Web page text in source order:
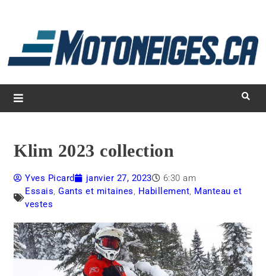
Magazine Motoneiges.ca
Klim 2023 collection
Yves Picard janvier 27, 2023
6:30 am
Essais,Gants et mitaines, Habillement, Manteau et
vestes